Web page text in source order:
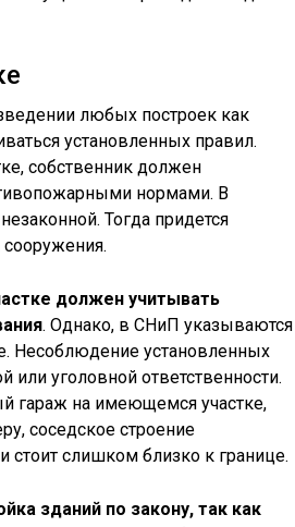
любых построек как
установленных правил.
собственник должен
нормами. В
Тогда придется
должен учитывать
. Однако, в СНиП указываются
Несоблюдение установленных
или уголовной ответственности.
гараж на имеющемся участке,
соседское строение
слишком близко к границе.
зданий по закону, так как